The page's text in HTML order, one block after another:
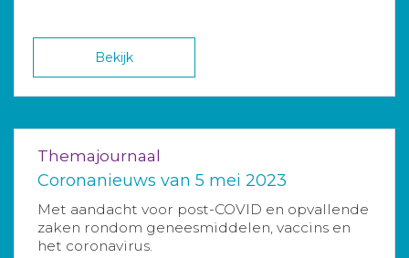
Bekijk
Themajournaal
Coronanieuws van 5 mei 2023
Met aandacht voor post-COVID en opvallende
zaken rondom geneesmiddelen, vaccins en
het coronavirus.